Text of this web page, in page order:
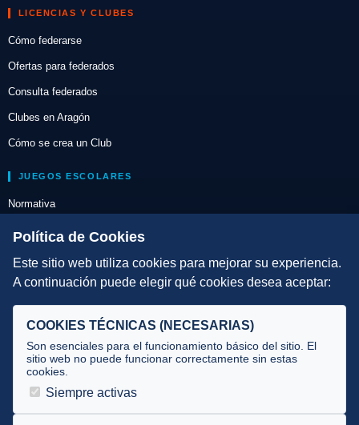
LICENCIAS Y CLUBES
Cómo federarse
Ofertas para federados
Consulta federados
Clubes en Aragón
Cómo se crea un Club
JUEGOS ESCOLARES
Normativa
Escuelas de Triatlón
DIRECCIÓN TÉCNICA
Selecciones
Tecnificación
JUECES Y OFICIALES
Política de Cookies
Este sitio web utiliza cookies para mejorar su experiencia.
A continuación puede elegir qué cookies desea aceptar:
COOKIES TÉCNICAS (NECESARIAS)
Son esenciales para el funcionamiento básico del sitio. El
sitio web no puede funcionar correctamente sin estas
cookies.
Siempre activas